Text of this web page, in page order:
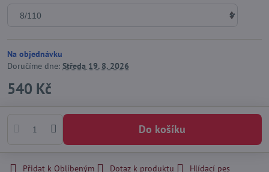
Na objednávku
Doručíme dne: Středa 19. 8. 2026
540 Kč
Do košíku
Přidat k Oblíbeným Dotaz k produktu
Hlídací pes